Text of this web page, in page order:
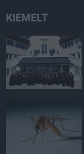
KIEMELT